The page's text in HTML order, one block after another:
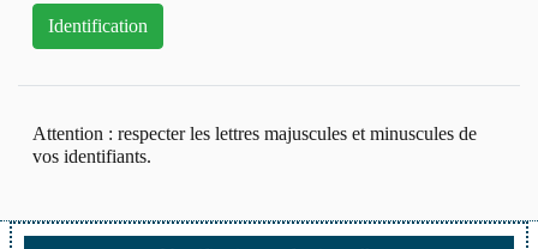
Attention : respecter les lettres majuscules et minuscules de
vos identifiants.